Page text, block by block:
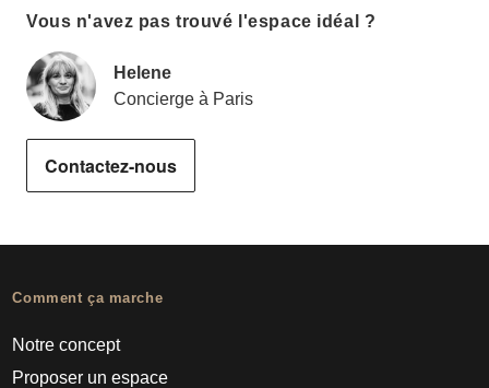
Vous n'avez pas trouvé l'espace idéal ?
Helene
Concierge à Paris
Contactez-nous
Comment ça marche
Notre concept
Proposer un espace